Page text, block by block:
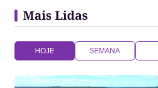
Mais Lidas
HOJE SEMANA